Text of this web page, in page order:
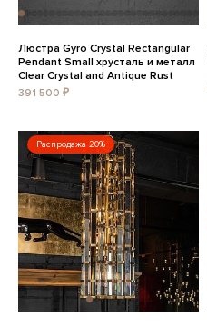
Люстра Gyro Crystal Rectangular
Pendant Small хрусталь и металл
Clear Crystal and Antique Rust
391 500 ₽
Распродажа 20%